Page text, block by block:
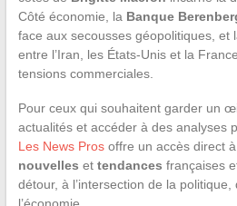
Côté économie, la Banque
face aux secousses géopolitiques, et
entre l’Iran, les États-Unis et la
tensions commerciales.
Pour ceux qui souhaitent garder un
actualités et accéder à des analyses
Les News Prosoffre un accès direct
nouvelles et tendances françaises
détour, à l’intersection de la